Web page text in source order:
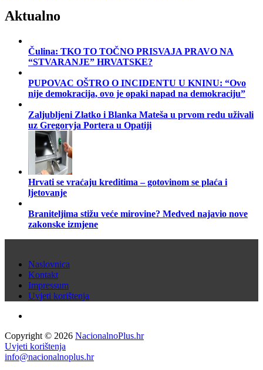
Aktualno
Čulina: TKO TO TOČNO PRISVAJA PRAVO NA
“STVARANJE” HRVATSKE?
PUPOVAC OŠTRO O INCIDENTU U KNINU: “Ovo
nije demokracija, ovo je opaki napad na demokraciju”
Zaljubljeni Zlatko i Blanka Mateša u prvom redu uživali
uz Gregoryja Portera u Opatiji
Hrvati se vraćaju kreditima – gotovinom se plaća i
ljetovanje
Braniteljima stižu veće mirovine? Medved najavio nove
zakonske izmjene
Naslovnica
Kontakt
Impressum
Uvjeti korištenja
Copyright © 2026 NacionalnoPlus.hr
Uvjeti korištenja
info@nacionalnoplus.hr